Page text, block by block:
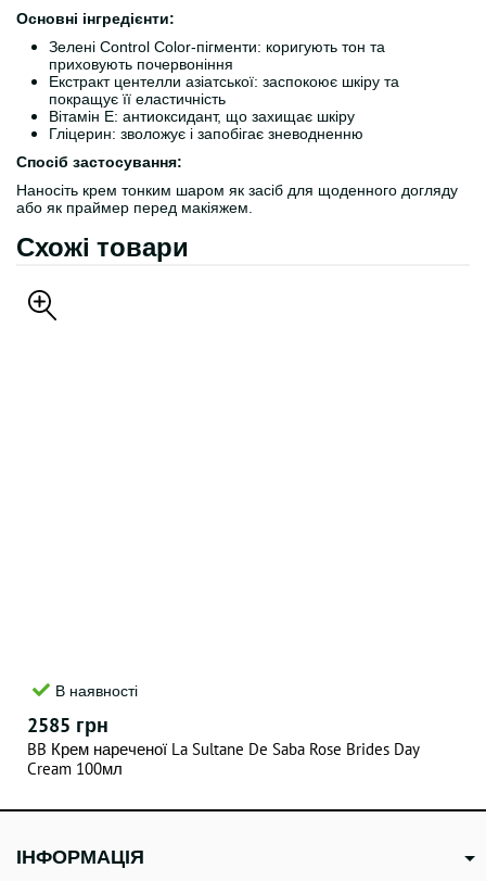
Основні інгредієнти:
Зелені Control Color-пігменти: коригують тон та
приховують почервоніння
Екстракт центелли азіатської: заспокоює шкіру та
покращує її еластичність
Вітамін Е: антиоксидант, що захищає шкіру
Гліцерин: зволожує і запобігає зневодненню
Спосіб застосування:
Наносіть крем тонким шаром як засіб для щоденного догляду
або як праймер перед макіяжем.
Схожі товари
В наявності
2585 грн
BB Крем нареченої La Sultane De Saba Rose Brides Day
Cream 100мл
ІНФОРМАЦІЯ